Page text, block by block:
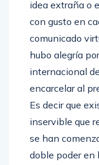
idea extraña o
con gusto en
comunicado
hubo alegría
internacional
encarcelar al
Es decir que
inservible que
se han
doble poder en